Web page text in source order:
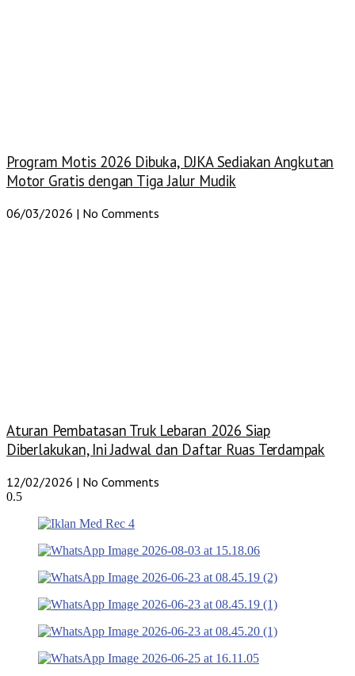
Program Motis 2026 Dibuka, DJKA Sediakan Angkutan
Motor Gratis dengan Tiga Jalur Mudik
06/03/2026 No Comments
Aturan Pembatasan Truk Lebaran 2026 Siap
Diberlakukan, Ini Jadwal dan Daftar Ruas Terdampak
12/02/2026 No Comments